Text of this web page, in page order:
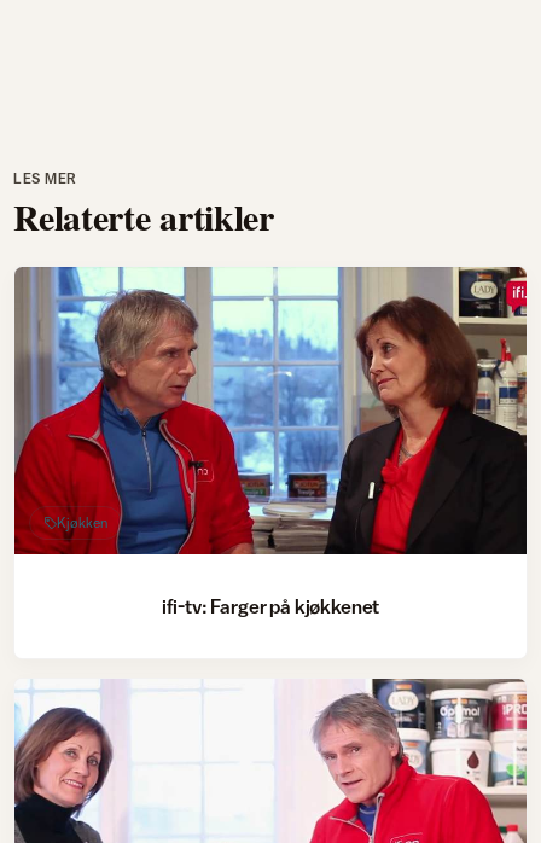
LES MER
Relaterte artikler
Kjøkken
ifi-tv: Farger på kjøkkenet